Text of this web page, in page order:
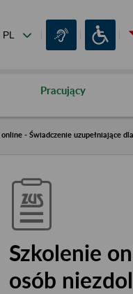
Pracujący
- Świadczenie uzupełniające
Szkolenie
osób